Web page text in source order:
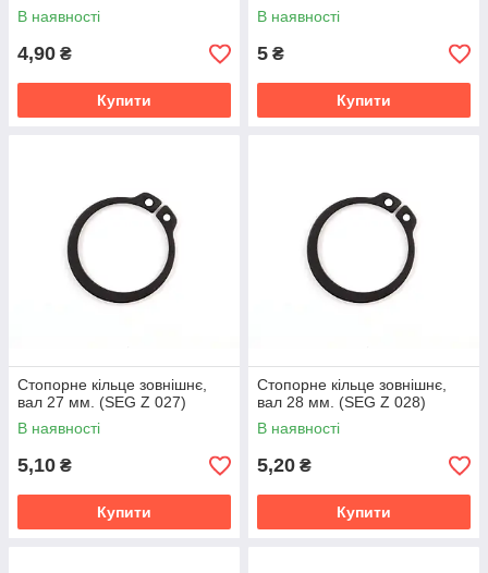
В наявності
4,90 ₴
Купити
В наявності
5 ₴
Купити
Стопорне кільце зовнішнє,
вал 27 мм. (SEG Z 027)
В наявності
5,10 ₴
Купити
Стопорне кільце зовнішнє,
вал 28 мм. (SEG Z 028)
В наявності
5,20 ₴
Купити